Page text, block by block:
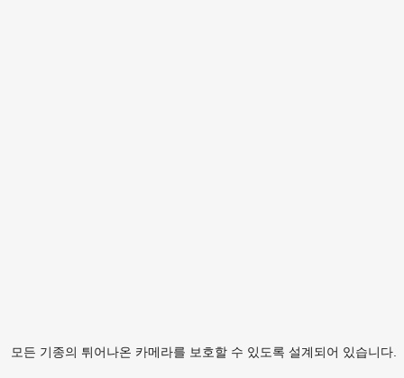
모든 기종의 튀어나온 카메라를 보호할 수 있도록 설계되어 있습니다.